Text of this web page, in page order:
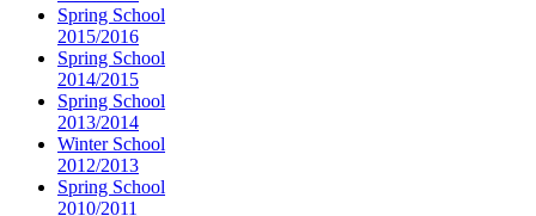
Spring School
2015/2016
Spring School
2014/2015
Spring School
2013/2014
Winter School
2012/2013
Spring School
2010/2011